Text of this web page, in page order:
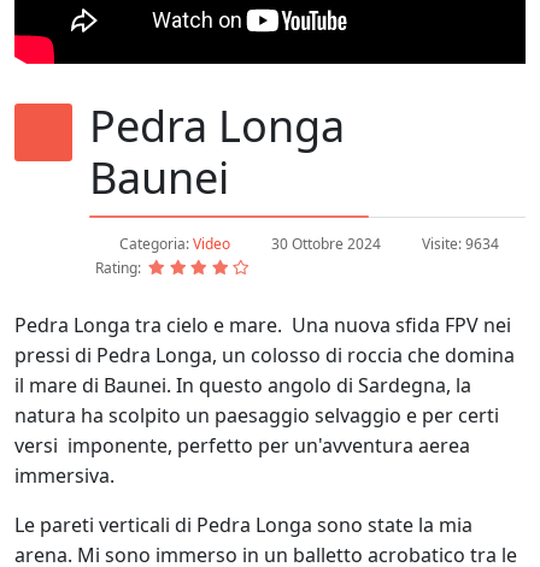
Pedra Longa
Baunei
Categoria:Video 30 Ottobre 2024
Visite: 9634
Rating:
Pedra Longa tra cielo e mare. Una nuova sfida FPV nei
pressi di Pedra Longa, un colosso di roccia che domina
il mare di Baunei. In questo angolo di Sardegna, la
natura ha scolpito un paesaggio selvaggio e per certi
versi imponente, perfetto per un'avventura aerea
immersiva.
Le pareti verticali di Pedra Longa sono state la mia
arena. Mi sono immerso in un balletto acrobatico tra le